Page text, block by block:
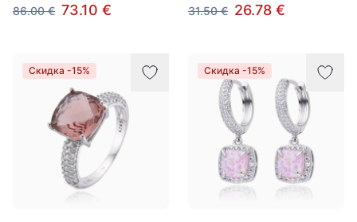
86.00 € 73.10 €
31.50 € 26.78 €
Скидка -15% Скидка -15%